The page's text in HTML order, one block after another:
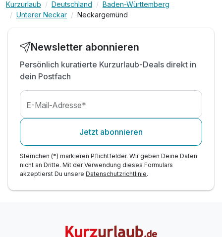
inkl. WLAN
Kurzurlaub Deutschland
Baden-Württemberg
Unterer Neckar
Neckargemünd
Newsletter abonnieren
Persönlich kuratierte Kurzurlaub-Deals direkt in
dein Postfach
E-Mail-Adresse*
Jetzt abonnieren
Sternchen (*) markieren Pflichtfelder. Wir geben Deine Daten
nicht an Dritte. Mit der Verwendung dieses Formulars
akzeptierst Du unsere Datenschutzrichtlinie.